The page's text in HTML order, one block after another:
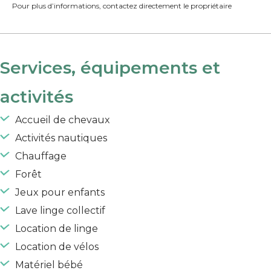
Pour plus d’informations, contactez directement le propriétaire
Services, équipements et
activités
Accueil de chevaux
Activités nautiques
Chauffage
Forêt
Jeux pour enfants
Lave linge collectif
Location de linge
Location de vélos
Matériel bébé